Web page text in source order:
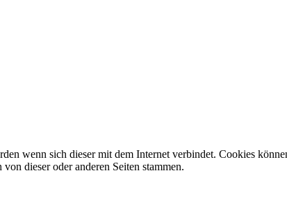
wenn sich dieser mit dem Internet verbindet. Cookies
dieser oder anderen Seiten stammen.